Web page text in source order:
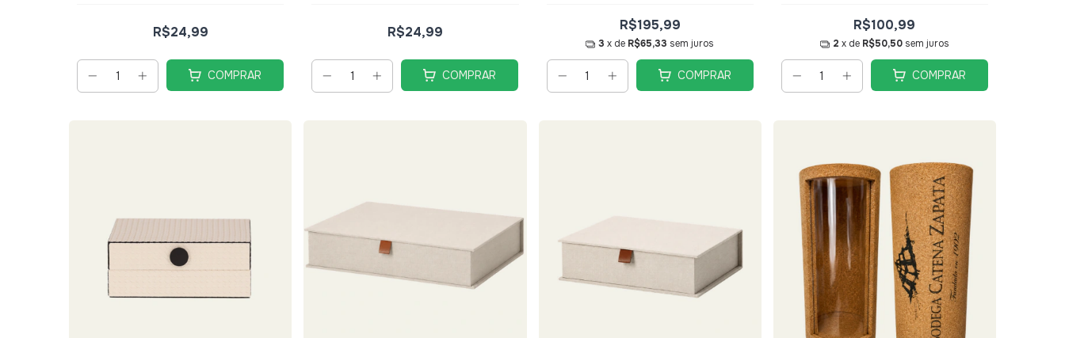
R$24,99
COMPRAR
R$24,99
COMPRAR
R$195,99
3 x de R$65,33 sem juros
COMPRAR
R$100,99
2 x de R$50,50 sem juros
COMPRAR